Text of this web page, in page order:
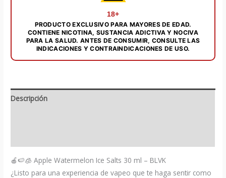
18+
PRODUCTO EXCLUSIVO PARA MAYORES DE EDAD.
CONTIENE NICOTINA, SUSTANCIA ADICTIVA Y NOCIVA
PARA LA SALUD. ANTES DE CONSUMIR, CONSULTE LAS
INDICACIONES Y CONTRAINDICACIONES DE USO.
Descripción
🍎🍉🧊 Apple Watermelon Ice Salts 30 ml – BLVK
¿Listo para una experiencia de vapeo que te haga sentir como